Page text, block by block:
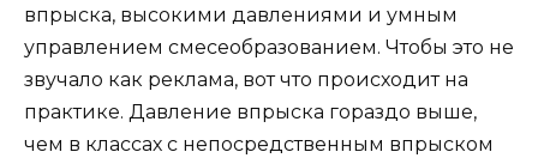
впрыска, высокими давлениями и умным
управлением смесеобразованием. Чтобы это не
звучало как реклама, вот что происходит на
практике. Давление впрыска гораздо выше,
чем в классах с непосредственным впрыском